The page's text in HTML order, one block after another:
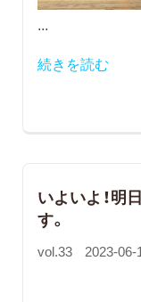
...
続きを読む
いよいよ！明
す。
vol.33 2023-06-